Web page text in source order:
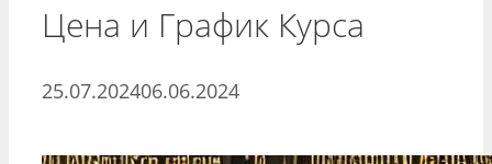
Цена и График Курса
25.07.202406.06.2024